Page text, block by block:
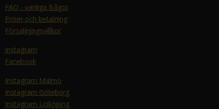
FAQ - vanliga frågor
Priser och betalning
Försäljningsvillkor
Instagram
Facebook
Instagram Malmö
Instagram Göteborg
Instagram Linköping